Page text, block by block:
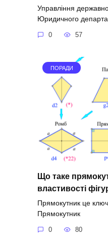
Управління
Юридичного
0 57
ПОРАДИ
Що таке
властивості
Прямокутник це
Прямокутник
0 80